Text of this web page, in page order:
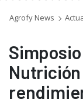
Agrofy News